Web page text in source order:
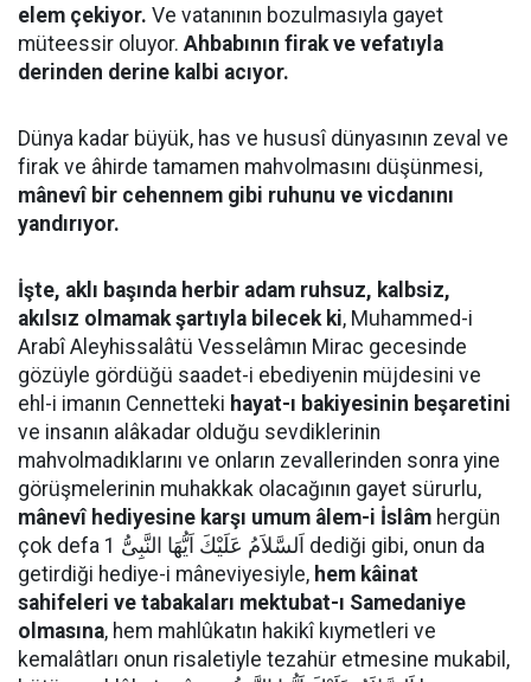
elem çekiyor. Ve vatanının bozulmasıyla gayet
müteessir oluyor. Ahbabının firak ve vefatıyla
derinden derine kalbi acıyor.
Dünya kadar büyük, has ve hususî dünyasının zeval ve
firak ve âhirde tamamen mahvolmasını düşünmesi,
mânevî bir cehennem gibi ruhunu ve vicdanını
yandırıyor.
İşte, aklı başında herbir adam ruhsuz, kalbsiz,
akılsız olmamak şartıyla bilecek ki, Muhammed-i
Arabî Aleyhissalâtü Vesselâmın Mirac gecesinde
gözüyle gördüğü saadet-i ebediyenin müjdesini ve
ehl-i imanın Cennetteki hayat-ı bakiyesinin beşaretini
ve insanın alâkadar olduğu sevdiklerinin
mahvolmadıklarını ve onların zevallerinden sonra yine
görüşmelerinin muhakkak olacağının gayet sürurlu,
mânevî hediyesine karşı umum âlem-i İslâm hergün
çok defa اَلسَّلاَمُ عَلَيْكَ اَيُّهَا النَّبِىُّ 1 dediği gibi, onun da
getirdiği hediye-i mâneviyesiyle, hem kâinat
sahifeleri ve tabakaları mektubat-ı Samedaniye
olmasına, hem mahlûkatın hakikî kıymetleri ve
kemalâtları onun risaletiyle tezahür etmesine mukabil,